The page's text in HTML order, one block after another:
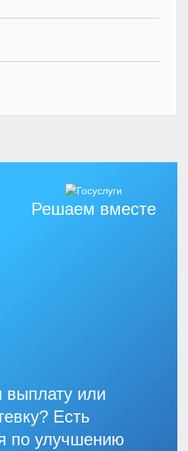
Решаем вместе
выплату или
Есть
по улучшению